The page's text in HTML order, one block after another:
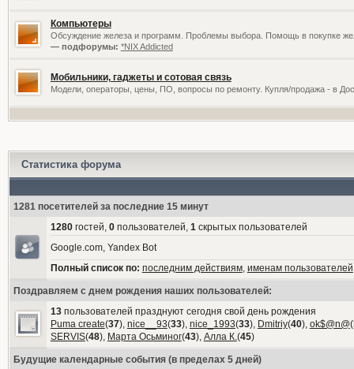
Компьютеры
Обсуждение железа и программ. Проблемы выбора. Помощь в покупке
— подфорумы: *NIX Addicted
Мобильники, гаджеты и сотовая связь
Модели, операторы, цены, ПО, вопросы по ремонту. Купля/продажа - в
Статистика форума
1281 посетителей за последние 15 минут
1280гостей, 0пользователей, 1скрытых пользователей
Google.com, Yandex Bot
Полный список по: последним действиям, именам пользователей
Поздравляем с днем рождения наших пользователей:
13пользователей празднуют сегодня свой день рождения
Puma create(37), nice__93(33), nice_1993(33), Dmitriy(40), ok$@n@(
SERVIS(48), Марта Осьминог(43), Алла К.(45)
Будущие календарные события (в пределах 5 дней)